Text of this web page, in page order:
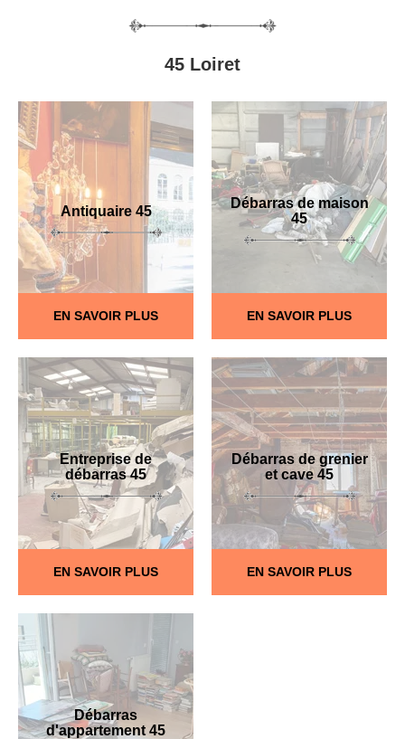
45 Loiret
Antiquaire 45
EN SAVOIR PLUS
Débarras de maison
45
EN SAVOIR PLUS
Entreprise de
débarras 45
EN SAVOIR PLUS
Débarras de grenier
et cave 45
EN SAVOIR PLUS
Débarras
d'appartement 45